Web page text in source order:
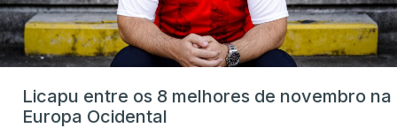
Licapu entre os 8 melhores de novembro na
Europa Ocidental